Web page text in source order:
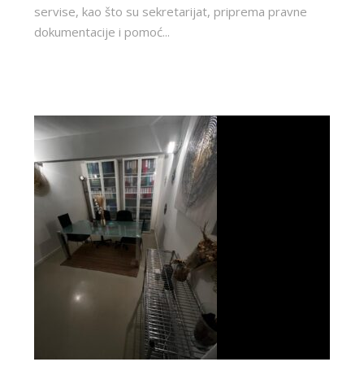
servise, kao što su sekretarijat, priprema pravne
dokumentacije i pomoć...